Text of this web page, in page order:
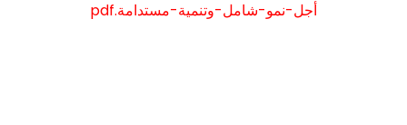
أجل-نمو-شامل-وتنمية-مستدامة.pdf